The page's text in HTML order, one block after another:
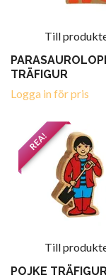
Till
TRÄFIGUR
Logga in för pris
REA!
Till
POJKE